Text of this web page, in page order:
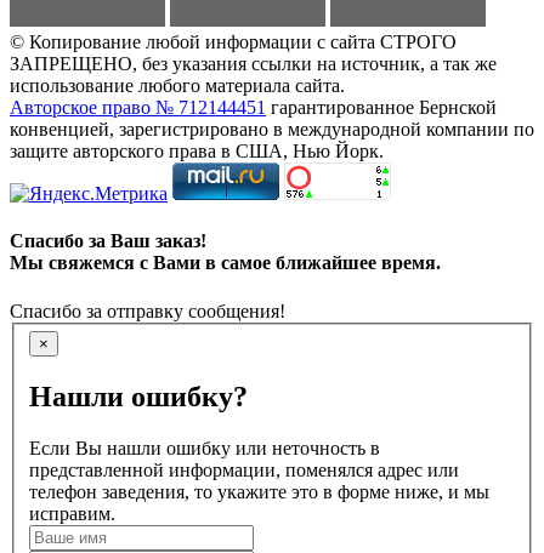
© Копирование любой информации с сайта СТРОГО
ЗАПРЕЩЕНО, без указания ссылки на источник, а так же
использование любого материала сайта.
Авторское право № 712144451 гарантированное Бернской
конвенцией, зарегистрировано в международной компании по
защите авторского права в США, Нью Йорк.
Спасибо за Ваш заказ!
Мы свяжемся с Вами в самое ближайшее время.
Спасибо за отправку сообщения!
×
Нашли ошибку?
Если Вы нашли ошибку или неточность в
представленной информации, поменялся адрес или
телефон заведения, то укажите это в форме ниже, и мы
исправим.